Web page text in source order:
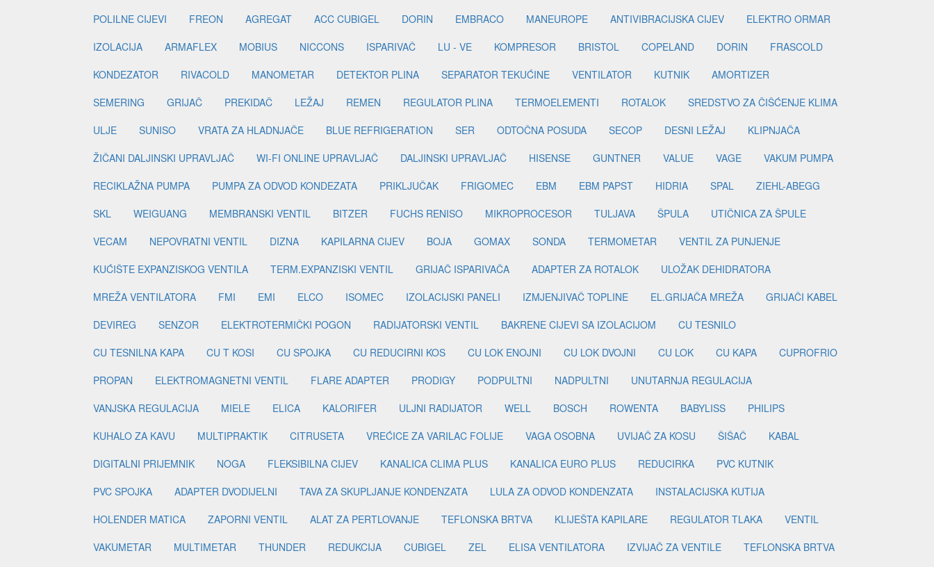
POLILNE CIJEVI
FREON AGREGAT ACC CUBIGEL DORIN EMBRACO MANEUROPE ANTIVIBRACIJSKA CIJEV
ELEKTRO ORMAR
IZOLACIJA
ARMAFLEX MOBIUS NICCONS ISPARIVAČ LU - VE KOMPRESOR BRISTOL COPELAND DORIN
FRASCOLD
KONDEZATOR
RIVACOLD MANOMETAR DETEKTOR PLINA SEPARATOR TEKUĆINE VENTILATOR KUTNIK
AMORTIZER
SEMERING
GRIJAČ PREKIDAČ LEŽAJ REMEN REGULATOR PLINA TERMOELEMENTI ROTALOK
SREDSTVO ZA ČIŠĆENJE KLIMA
ULJE
SUNISO VRATA ZA HLADNJAČE BLUE REFRIGERATION SER ODTOČNA POSUDA SECOP DESNI LEŽAJ
KLIPNJAČA
ŽIČANI DALJINSKI UPRAVLJAČ
WI-FI ONLINE UPRAVLJAČ DALJINSKI UPRAVLJAČ HISENSE GUNTNER VALUE VAGE
VAKUM PUMPA
RECIKLAŽNA PUMPA
PUMPA ZA ODVOD KONDEZATA PRIKLJUČAK FRIGOMEC EBM EBM PAPST HIDRIA SPAL
ZIEHL-ABEGG
SKL
WEIGUANG MEMBRANSKI VENTIL BITZER FUCHS RENISO MIKROPROCESOR TULJAVA ŠPULA
UTIČNICA ZA ŠPULE
VECAM
NEPOVRATNI VENTIL DIZNA KAPILARNA CIJEV BOJA GOMAX SONDA TERMOMETAR
VENTIL ZA PUNJENJE
KUĆIŠTE EXPANZISKOG VENTILA
TERM.EXPANZISKI VENTIL GRIJAČ ISPARIVAČA ADAPTER ZA ROTALOK
ULOŽAK DEHIDRATORA
MREŽA VENTILATORA
FMI EMI ELCO ISOMEC IZOLACIJSKI PANELI IZMJENJIVAČ TOPLINE EL.GRIJAČA MREŽA
GRIJAČI KABEL
DEVIREG
SENZOR ELEKTROTERMIČKI POGON RADIJATORSKI VENTIL BAKRENE CIJEVI SA IZOLACIJOM
CU TESNILO
CU TESNILNA KAPA
CU T KOSI CU SPOJKA CU REDUCIRNI KOS CU LOK ENOJNI CU LOK DVOJNI CU LOK CU KAPA
CUPROFRIO
PROPAN
ELEKTROMAGNETNI VENTIL FLARE ADAPTER PRODIGY PODPULTNI NADPULTNI
UNUTARNJA REGULACIJA
VANJSKA REGULACIJA
MIELE ELICA KALORIFER ULJNI RADIJATOR WELL BOSCH ROWENTA BABYLISS
PHILIPS
KUHALO ZA KAVU
MULTIPRAKTIK CITRUSETA VREĆICE ZA VARILAC FOLIJE VAGA OSOBNA UVIJAČ ZA KOSU ŠIŠAČ
KABAL
DIGITALNI PRIJEMNIK
NOGA FLEKSIBILNA CIJEV KANALICA CLIMA PLUS KANALICA EURO PLUS REDUCIRKA
PVC KUTNIK
PVC SPOJKA
ADAPTER DVODIJELNI TAVA ZA SKUPLJANJE KONDENZATA LULA ZA ODVOD KONDENZATA
INSTALACIJSKA KUTIJA
HOLENDER MATICA
ZAPORNI VENTIL ALAT ZA PERTLOVANJE TEFLONSKA BRTVA KLIJEŠTA KAPILARE REGULATOR TLAKA
VENTIL
VAKUMETAR
MULTIMETAR THUNDER REDUKCIJA CUBIGEL ZEL ELISA VENTILATORA IZVIJAČ ZA VENTILE
TEFLONSKA BRTVA